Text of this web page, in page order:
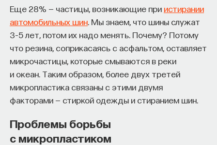
Еще 28% — частицы, возникающие при истирании
автомобильных шин . Мы знаем, что шины служат
3–5 лет, потом их надо менять. Почему? Потому
что резина, соприкасаясь с асфальтом, оставляет
микрочастицы, которые смываются в реки
и океан. Таким образом, более двух третей
микропластика связаны с этими двумя
факторами — стиркой одежды и стиранием шин.
Проблемы борьбы
с микропластиком
химически. При этом гены вируса
инактивируются и становятся подверженными
мутациям, что снижает риск от внезапного
пробуждения этой вирусной последовательности.
Вирусы в геноме человека
Всего в геноме человека насчитываются тысячи
времени было известно о существовании 17
вирусных фрагментов в геноме человека, которые